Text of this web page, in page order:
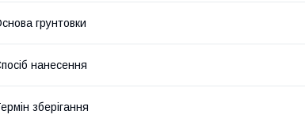
грунтовки
нанесення
зберігання